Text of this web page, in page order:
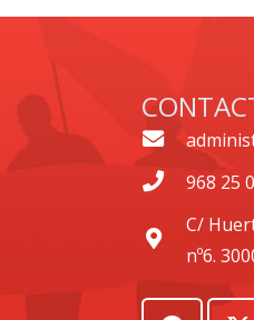
968 25
C/
nº6.